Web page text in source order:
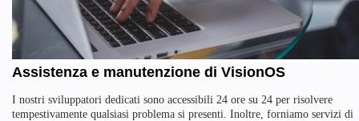
Assistenza e manutenzione di VisionOS
I nostri sviluppatori dedicati sono accessibili 24 ore su 24 per risolvere
tempestivamente qualsiasi problema si presenti. Inoltre, forniamo servizi di